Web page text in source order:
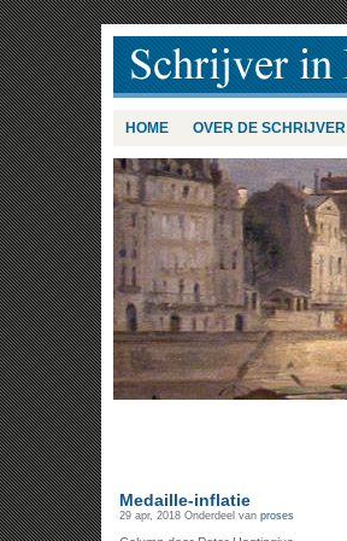
HOME OVER DE SCHRIJVER
Medaille-inflatie
29 apr, 2018 Onderdeel van proses